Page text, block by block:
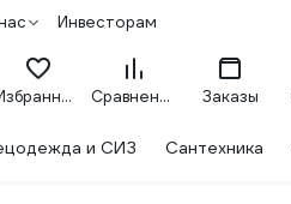
Инвесторам
Избранное Сравнение Заказы
и СИЗ Сантехника